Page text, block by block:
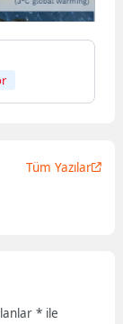
Tüm Yazılar
* ile